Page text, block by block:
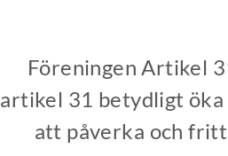
Föreningen Artikel
artikel 31 betydligt öka
att påverka och